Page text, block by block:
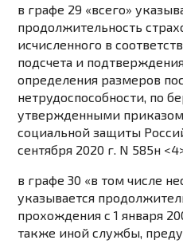
в графе 29 «всего»
продолжительность
исчисленного в
подсчета и
определения размеров
нетрудоспособности, по
утвержденными
социальной защиты
сентября 2020 г. N 585н
в графе 30 «в том числе
указывается
прохождения с 1 января
также иной службы,